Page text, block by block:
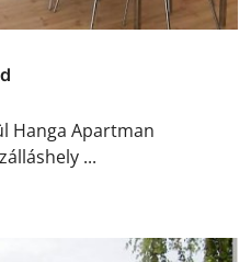
Hanga Apartman
...